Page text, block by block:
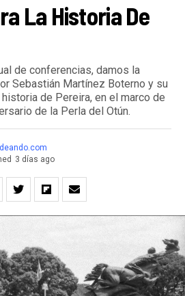
La Historia De
de conferencias, damos la
Sebastián Martínez Boterno y su
de Pereira, en el marco de
de la Perla del Otún.
3 días ago